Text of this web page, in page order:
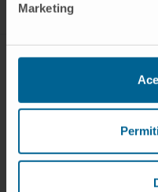
Marketing